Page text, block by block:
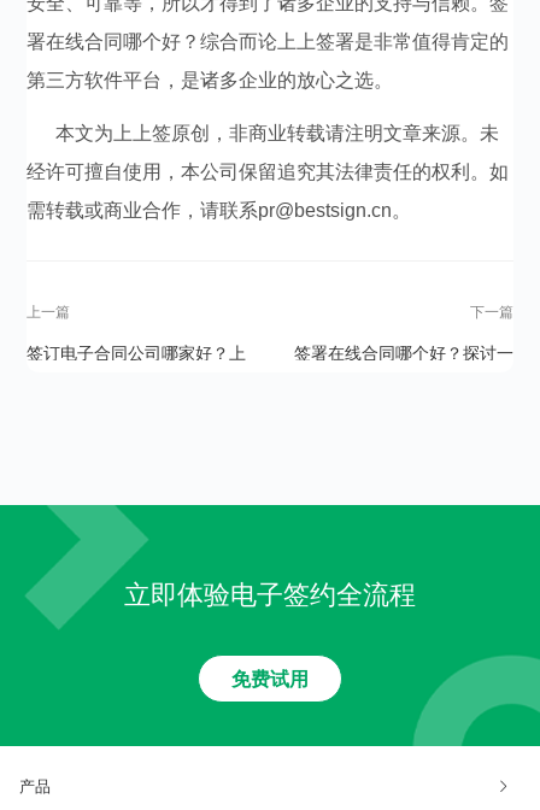
署在线合同哪个好？综合而论上上签署是非常值得肯定的
第三方软件平台，是诸多企业的放心之选。
本文为上上签原创，非商业转载请注明文章来源。未
经许可擅自使用，本公司保留追究其法律责任的权利。如
需转载或商业合作，请联系pr@bestsign.cn。
上一篇
签订电子合同公司哪家好？上
下一篇
签署在线合同哪个好？探讨一
立即体验电子签约全流程
免费试用
产品